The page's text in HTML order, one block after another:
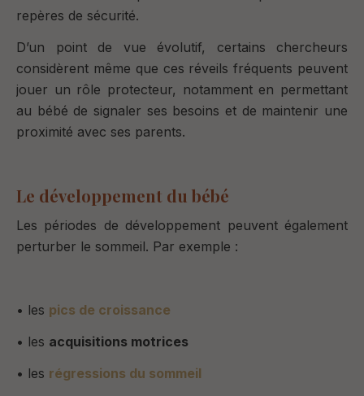
repères de sécurité.
D’un point de vue évolutif, certains chercheurs
considèrent même que ces réveils fréquents peuvent
jouer un rôle protecteur, notamment en permettant
au bébé de signaler ses besoins et de maintenir une
proximité avec ses parents.
Le développement du bébé
Les périodes de développement peuvent également
perturber le sommeil. Par exemple :
• les pics de croissance
• les acquisitions motrices
• les régressions du sommeil